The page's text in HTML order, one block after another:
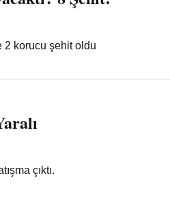
2 korucu şehit oldu
çıktı.